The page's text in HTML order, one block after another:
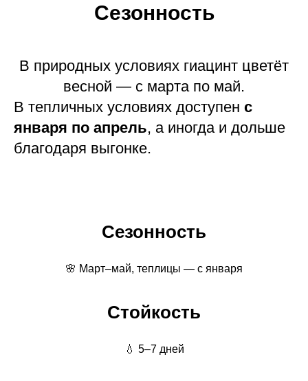
Сезонность
В природных условиях гиацинт цветёт
весной — с марта по май.
В тепличных условиях доступен с
января по апрель, а иногда и дольше
благодаря выгонке.
Сезонность
🌸 Март–май, теплицы — с января
Стойкость
💧 5–7 дней